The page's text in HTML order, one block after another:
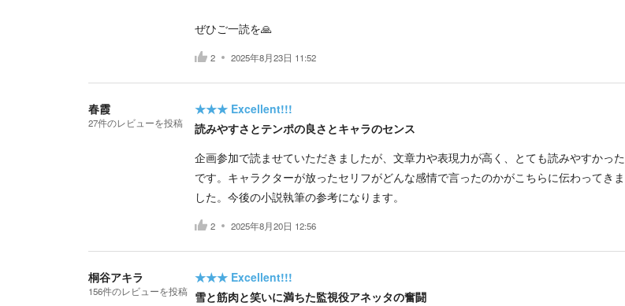
ぜひご一読を🙏
2 2025年8月23日 11:52
春霞
27件のレビューを投稿
★★★ Excellent!!!
読みやすさとテンポの良さとキャラのセンス
企画参加で読ませていただきましたが、文章力や表現力が高く、とても読みやすかった
です。キャラクターが放ったセリフがどんな感情で言ったのかがこちらに伝わってきま
した。今後の小説執筆の参考になります。
2 2025年8月20日 12:56
桐谷アキラ
156件のレビューを投稿
★★★ Excellent!!!
雪と筋肉と笑いに満ちた監視役アネッタの奮闘